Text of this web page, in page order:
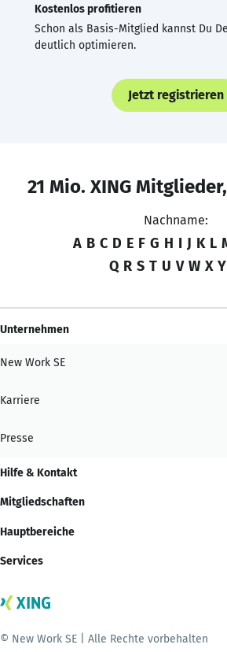
Kostenlos profitieren
Schon als Basis-Mitglied kannst Du
deutlich optimieren.
Jetzt registrieren
21 Mio. XING
Nachname:
A B C D E F G H I J K L
Q R S T U V W X Y
Unternehmen
New Work SE
Karriere
Presse
Hilfe & Kontakt
Mitgliedschaften
Hauptbereiche
Services
© New Work SE | Alle Rechte vorbehalten